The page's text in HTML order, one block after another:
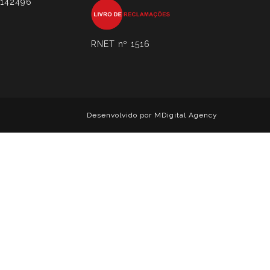
RNET nº 1516
Desenvolvido por MDigital Agency